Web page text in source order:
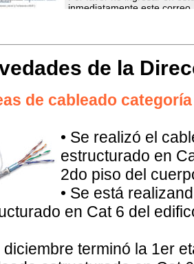
de la
de cableado
• Se realizó el
estructurado en
2do piso del
• Se está
en Cat 6 del
diciembre terminó la 1er